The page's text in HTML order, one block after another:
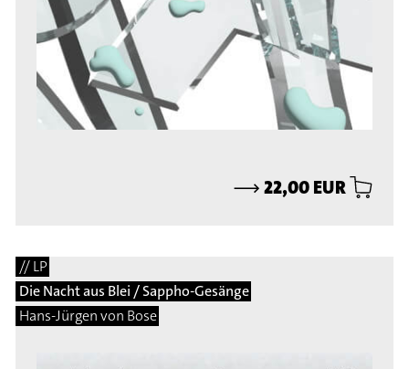
⟶22,00 EUR
// LP
Die Nacht aus Blei / Sappho-Gesänge
Hans-Jürgen von Bose